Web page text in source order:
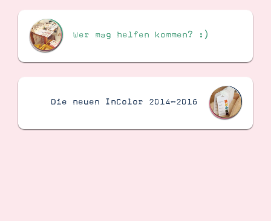
Wer mag helfen kommen? :)
Die neuen InColor 2014-2016